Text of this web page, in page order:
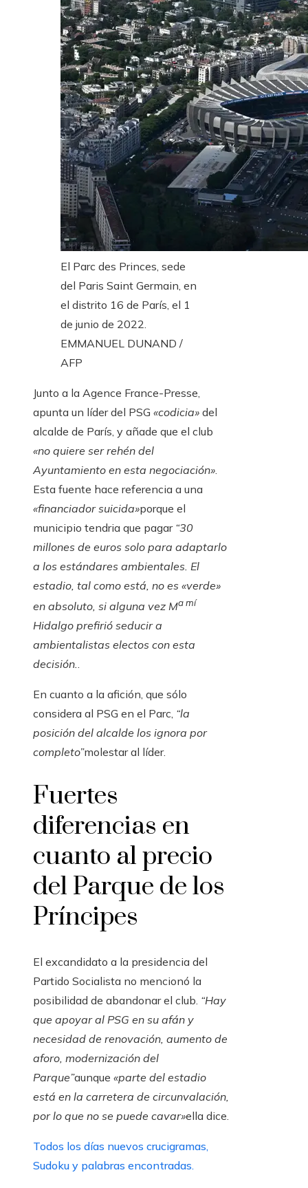
El Parc des Princes, sede
del Paris Saint Germain, en
el distrito 16 de París, el 1
de junio de 2022.
EMMANUEL DUNAND /
AFP
Junto a la Agence France-Presse,
apunta un líder del PSG «codicia» del
alcalde de París, y añade que el club
«no quiere ser rehén del
Ayuntamiento en esta negociación»
Esta fuente hace referencia a una
«financiador suicida»porque el
municipio tendria que pagar “30
millones de euros solo para adaptarlo
a los estándares ambientales. El
estadio, tal como está, no es «verde»
en absoluto, si alguna vez Ma mí
Hidalgo prefirió seducir a
ambientalistas electos con esta
decisión..
En cuanto a la afición, que sólo
considera al PSG en el Parc, “la
posición del alcalde los ignora por
completo”molestar al líder.
Fuertes
diferencias en
cuanto al precio
del Parque de los
Príncipes
El excandidato a la presidencia del
Partido Socialista no mencionó la
posibilidad de abandonar el club. “Hay
que apoyar al PSG en su afán y
necesidad de renovación, aumento de
aforo, modernización del
Parque”aunque «parte del estadio
está en la carretera de circunvalación,
por lo que no se puede cavar»ella dice.
Todos los días nuevos crucigramas,
Sudoku y palabras encontradas.